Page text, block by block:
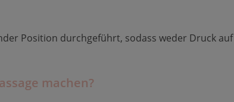
Position durchgeführt, sodass weder Druck auf
machen?